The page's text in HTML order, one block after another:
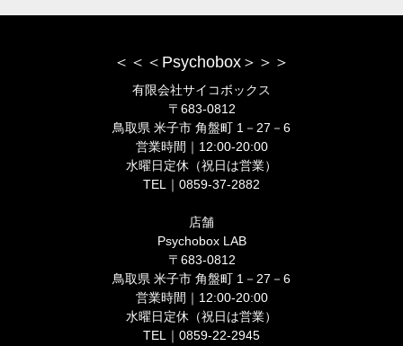
＜＜＜Psychobox＞＞＞
有限会社サイコボックス
〒683-0812
鳥取県 米子市 角盤町 1－27－6
営業時間｜12:00-20:00
水曜日定休（祝日は営業）
TEL｜0859-37-2882
店舗
Psychobox LAB
〒683-0812
鳥取県 米子市 角盤町 1－27－6
営業時間｜12:00-20:00
水曜日定休（祝日は営業）
TEL｜0859-22-2945